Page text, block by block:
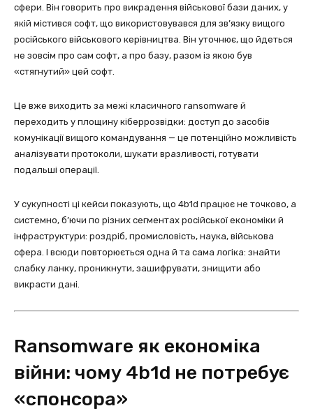
сфери. Він говорить про викрадення військової бази даних, у
якій містився софт, що використовувався для зв’язку вищого
російського військового керівництва. Він уточнює, що йдеться
не зовсім про сам софт, а про базу, разом із якою був
«стягнутий» цей софт.
Це вже виходить за межі класичного ransomware й
переходить у площину кіберрозвідки: доступ до засобів
комунікації вищого командування — це потенційно можливість
аналізувати протоколи, шукати вразливості, готувати
подальші операції.
У сукупності ці кейси показують, що 4b1d працює не точково, а
системно, б’ючи по різних сегментах російської економіки й
інфраструктури: роздріб, промисловість, наука, військова
сфера. І всюди повторюється одна й та сама логіка: знайти
слабку ланку, проникнути, зашифрувати, знищити або
викрасти дані.
Ransomware як економіка
війни: чому 4b1d не потребує
«спонсора»